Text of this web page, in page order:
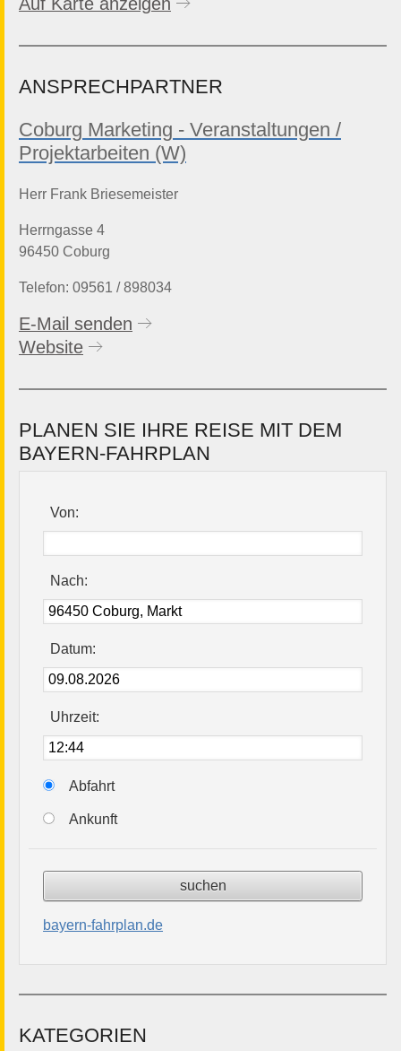
ANSPRECHPARTNER
Coburg Marketing - Veranstaltungen /
Projektarbeiten (W)
Herr Frank Briesemeister
Herrngasse 4
96450 Coburg
Telefon: 09561 / 898034
E-Mail senden
Website
PLANEN SIE IHRE REISE MIT DEM
BAYERN-FAHRPLAN
Von:
Nach:
Datum:
Uhrzeit:
Abfahrt
Ankunft
bayern-fahrplan.de
KATEGORIEN